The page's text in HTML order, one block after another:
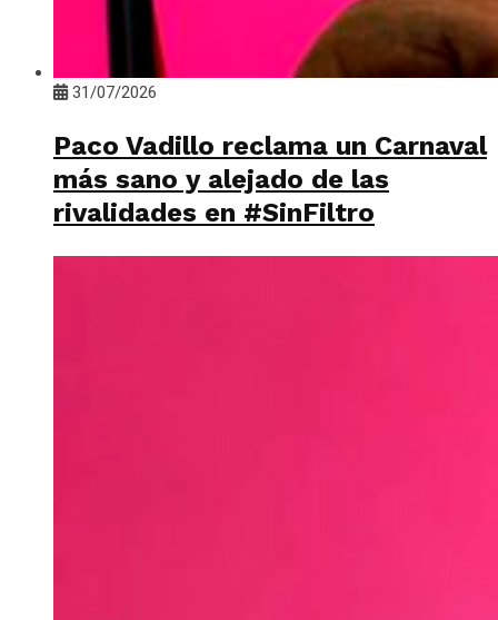
31/07/2026
Paco Vadillo reclama un Carnaval
más sano y alejado de las
rivalidades en #SinFiltro